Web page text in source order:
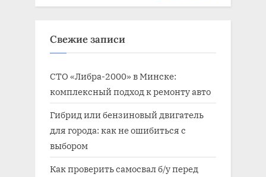
с
:
Свежие записи
СТО «Либра-2000» в Минске:
комплексный подход к ремонту авто
Гибрид или бензиновый двигатель
для города: как не ошибиться с
выбором
Как проверить самосвал б/у перед